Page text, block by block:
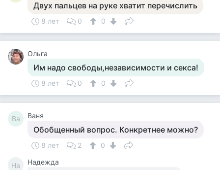
Двух пальцев на руке хватит перечислить
8 лет 0 0
Ольга
Им надо свободы,независимости и секса!
8 лет 0 0
Ва Ваня
Обобщенный вопрос. Конкретнее можно?
8 лет 2 0
На Надежда